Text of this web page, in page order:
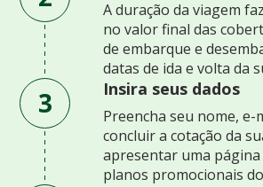
A duração da viagem
no valor final das
de embarque e
datas de ida e volta da
3 Insira seus dados
Preencha seu nome, e-
concluir a cotação da
apresentar uma
planos promocionais